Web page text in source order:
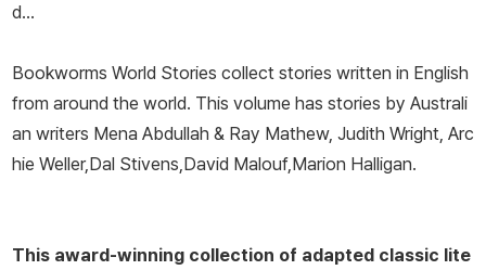
d...
Bookworms World Stories collect stories written in English
from around the world. This volume has stories by Australi
an writers Mena Abdullah & Ray Mathew, Judith Wright, Arc
hie Weller,Dal Stivens,David Malouf,Marion Halligan.
This award-winning collection of adapted classic lite